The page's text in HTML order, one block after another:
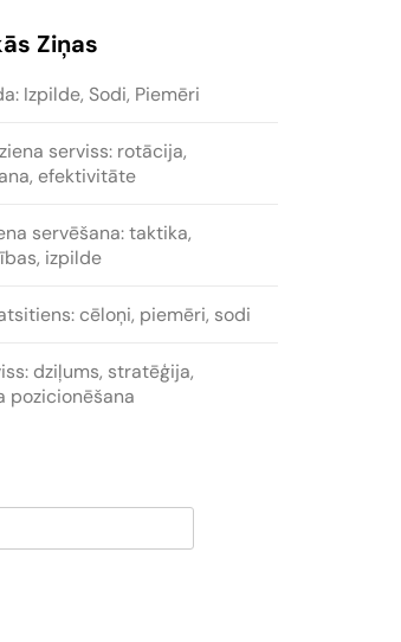
Ziņas
Izpilde, Sodi, Piemēri
serviss: rotācija,
efektivitāte
servēšana: taktika,
izpilde
cēloņi, piemēri, sodi
dziļums, stratēģija,
pozicionēšana